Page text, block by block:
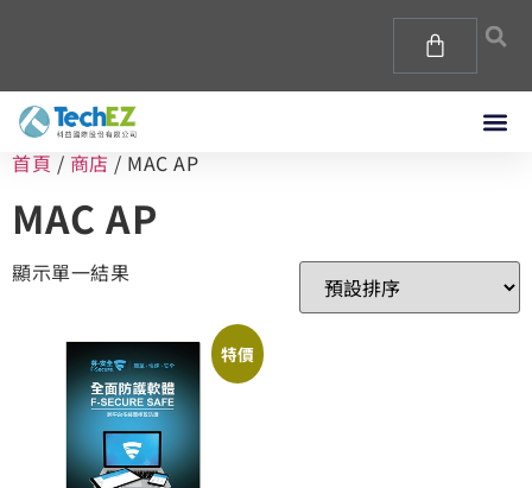
首頁 / 商店 / MAC AP
MAC AP
顯示單一結果
特價